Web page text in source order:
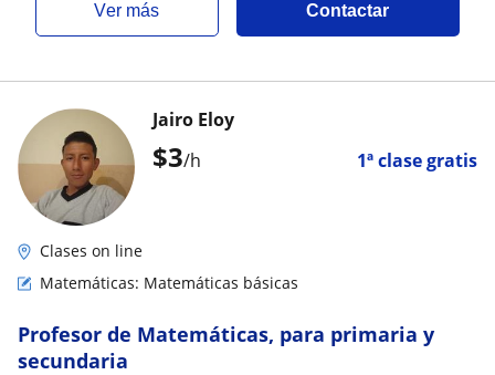
ver más Contactar
$3/h 1ª clase gratis
Jairo Eloy
Clases on line
Matemáticas: Matemáticas básicas
Profesor de Matemáticas, para primaria y
secundaria